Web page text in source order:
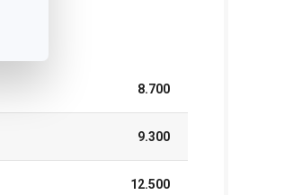
8.700
9.300
12.500